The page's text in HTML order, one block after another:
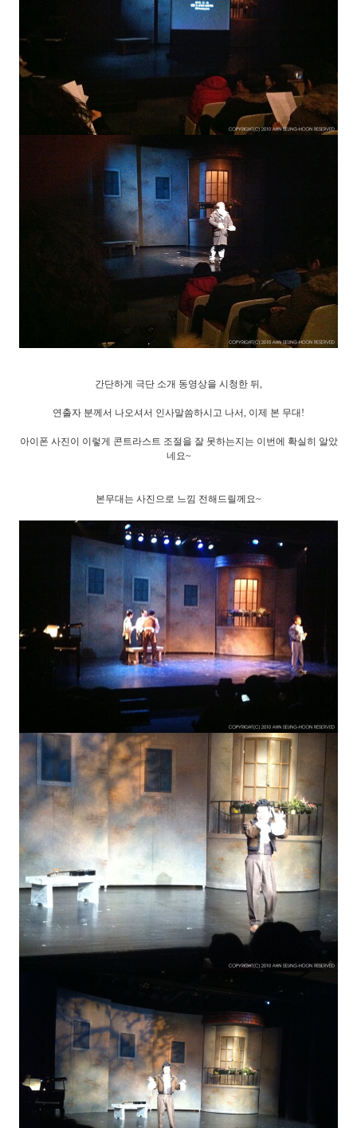
간단하게 극단 소개 동영상을 시청한 뒤,
연출자 분께서 나오셔서 인사말씀하시고 나서, 이제 본 무대!
아이폰 사진이 이렇게 콘트라스트 조절을 잘 못하는지는 이번에 확실히 알았
네요~
본무대는 사진으로 느낌 전해드릴께요~